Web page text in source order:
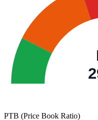
PTB (Price Book Ratio)